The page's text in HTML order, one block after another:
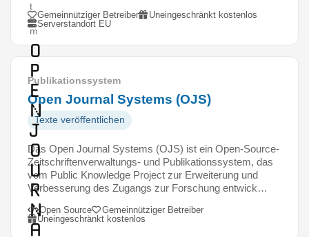
t
e
m
O
p
e
n
J
o
u
r
n
a
Gemeinnütziger Betreiber
Uneingeschränkt kostenlos
Serverstandort EU
Publikationssystem
Open Journal Systems (OJS)
Texte veröffentlichen
Das Open Journal Systems (OJS) ist ein Open-Source-
Zeitschriftenverwaltungs- und Publikationssystem, das
vom Public Knowledge Project zur Erweiterung und
Verbesserung des Zugangs zur Forschung entwick…
Open Source
Gemeinnütziger Betreiber
Uneingeschränkt kostenlos